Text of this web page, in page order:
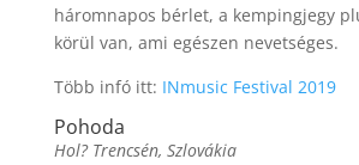
háromnapos bérlet, a kempingjegy
körül van, ami egészen nevetséges.
Több infó itt: INmusic Festival 2019
Pohoda
Hol? Trencsén, Szlovákia